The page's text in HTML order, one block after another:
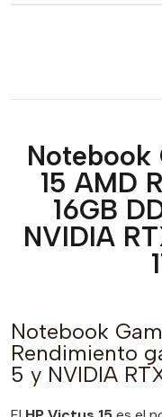
Notebook
15 AMD
16GB
NVIDIA
Notebook
Rendimiento
5 y NVIDIA